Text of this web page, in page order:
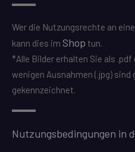
Wer die Nutzungsrechte an
kann dies im Shop tun.
*Alle Bilder erhalten Sie als
wenigen Ausnahmen (.jpg)
gekennzeichnet.
Nutzungsbedingungen in